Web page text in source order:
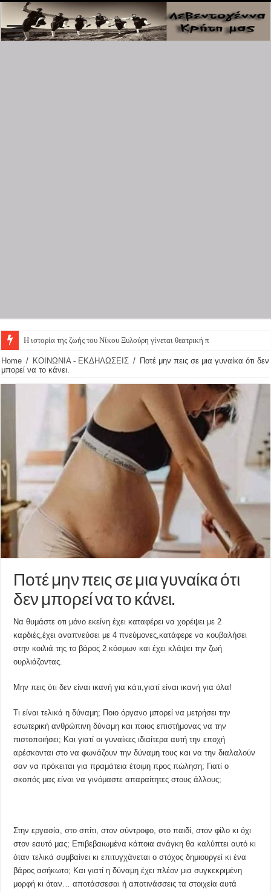
Η ιστορία της ζωής του Νίκου Ξυλούρη γίνεται θεατρική παράσταση – Οι πρωτ
Home / ΚΟΙΝΩΝΙΑ - ΕΚΔΗΛΩΣΕΙΣ / Ποτέ μην πεις σε μια γυναίκα ότι δεν
μπορεί να το κάνει.
Ποτέ μην πεις σε μια γυναίκα ότι
δεν μπορεί να το κάνει.
Να θυμάστε οτι μόνο εκείνη έχει καταφέρει να χορέψει με 2
καρδιές,έχει αναπνεύσει με 4 πνεύμονες,κατάφερε να κουβαλήσει
στην κοιλιά της το βάρος 2 κόσμων και έχει κλάψει την ζωή
ουρλιάζοντας.
Μην πεις ότι δεν είναι ικανή για κάτι,γιατί είναι ικανή για όλα!
Τι είναι τελικά η δύναμη; Ποιο όργανο μπορεί να μετρήσει την
εσωτερική ανθρώπινη δύναμη και ποιος επιστήμονας να την
πιστοποιήσει; Και γιατί οι γυναίκες ιδιαίτερα αυτή την εποχή
αρέσκονται στο να φωνάζουν την δύναμη τους και να την διαλαλούν
σαν να πρόκειται για πραμάτεια έτοιμη προς πώληση; Γιατί ο
σκοπός μας είναι να γινόμαστε απαραίτητες στους άλλους;
Στην εργασία, στο σπίτι, στον σύντροφο, στο παιδί, στον φίλο κι όχι
στον εαυτό μας; Επιβεβαιωμένα κάποια ανάγκη θα καλύπτει αυτό κι
όταν τελικά συμβαίνει κι επιτυγχάνεται ο στόχος δημιουργεί κι ένα
βάρος ασήκωτο; Και γιατί η δύναμη έχει πλέον μια συγκεκριμένη
μορφή κι όταν… αποτάσσεσαι ή αποτινάσσεις τα στοιχεία αυτά